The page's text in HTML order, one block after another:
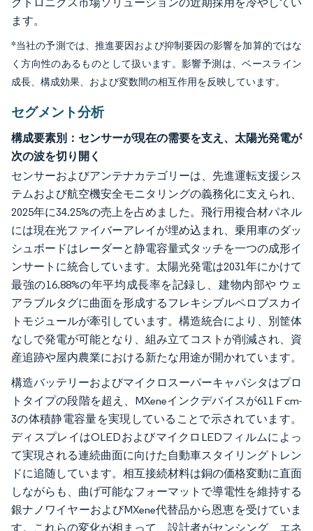
ます。
*当社の予測では、推進要因および抑制要因の影響を加算的ではな
く方向性のあるものとして扱います。影響予測は、ベースライン
成長、構成効果、および変数間の相互作用を反映しています。
セグメント分析
構成要素別：センサーが現在の需要を支え、太陽光発電が
次の波を切り開く
センサーおよびアンテナカテゴリーは、先進運転支援シス
テムおよび航空機安全モニタリングの義務化に支えられ、
2025年に34.25%の売上を占めました。飛行用複合材パネル
には現在光ファイバーアレイが埋め込まれ、乗用車のダッ
シュボードはレーダーと静電容量式タッチを一つの成形イ
ンサートに統合しています。太陽光発電は2031年にかけて
最強の16.88%の年平均成長率を記録し、建物内部や ウェ
アラブルタグに曲面を形成するフレキシブルペロブスカイ
トモジュールが牽引しています。構造統合により、別筐体
なしで発電が可能となり、組み立てコストが削減され、資
産追跡や屋内農業における新たな用途が開かれています。
構造バッテリーおよびマイクロスーパーキャパシタはプロ
トタイプの段階を超え、MXeneインクデバイスが611 F cm-
3の体積静電容量を実現していることで示されています。
ディスプレイはOLEDおよびマイクロLEDフィルムによっ
て実現される連続曲面に向けた自動車スタイリングトレン
ドに追随しています。相互接続材料は銅の価格変動に直面
しながらも、曲げ可能なフォーマットで導電性を維持する
銀ナノワイヤーおよびMXene代替品から恩恵を受けていま
す。これらの変化が相まって、設計者がセンシング、エネ